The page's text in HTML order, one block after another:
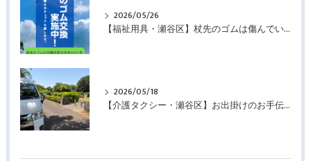
2026/05/26
【福祉用具・瀬谷区】杖先のゴムは傷んでいませんか？
2026/05/18
【介護タクシー・瀬谷区】お出掛けのお手伝いさせていただきました